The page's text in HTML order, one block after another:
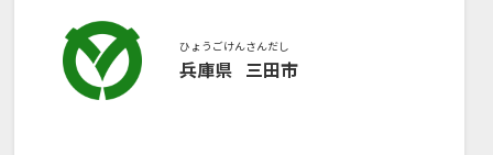
ひょうごけん
兵庫県
さんだし
三田市